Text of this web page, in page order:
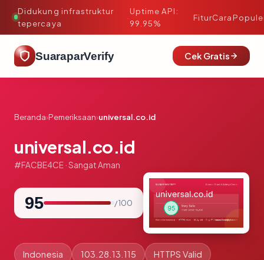
Didukung infrastruktur
tepercaya
·
Uptime API:
99.95%
FiturCara
SuaraparVerify Cek Gratis
Beranda›Pemeriksaan›universal.co.id
universal.co.id
#FACBE4CE · Sangat Aman
95 / 100
Indonesia 103.28.13.115 HTTPS Valid